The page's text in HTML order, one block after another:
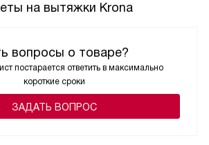
на вытяжки Krona
вопросы о товаре?
постарается ответить в максимально
короткие сроки
ЗАДАТЬ ВОПРОС